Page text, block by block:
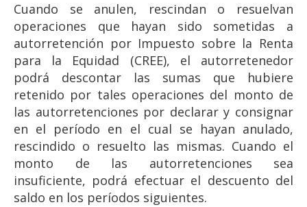
Cuando se anulen, rescindan o resuelvan
operaciones que hayan sido sometidas a
autorretención por Impuesto sobre la Renta
para la Equidad (CREE), el autorretenedor
podrá descontar las sumas que hubiere
retenido por tales operaciones del monto de
las autorretenciones por declarar y consignar
en el período en el cual se hayan anulado,
rescindido o resuelto las mismas. Cuando el
monto de las autorretenciones sea
insuficiente, podrá efectuar el descuento del
saldo en los períodos siguientes.